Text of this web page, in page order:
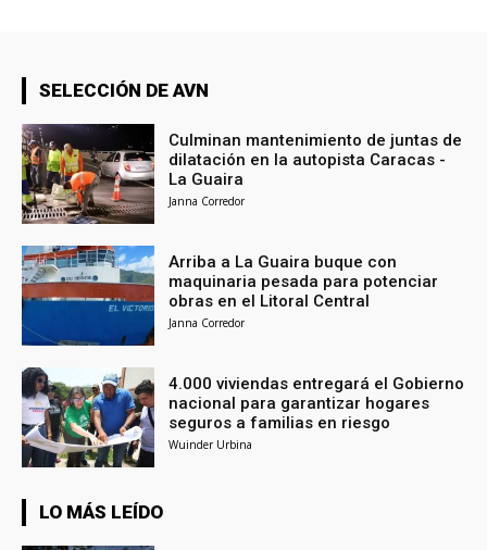
SELECCIÓN DE AVN
Culminan mantenimiento de juntas de
dilatación en la autopista Caracas -
La Guaira
Janna Corredor
Arriba a La Guaira buque con
maquinaria pesada para potenciar
obras en el Litoral Central
Janna Corredor
4.000 viviendas entregará el Gobierno
nacional para garantizar hogares
seguros a familias en riesgo
Wuinder Urbina
LO MÁS LEÍDO